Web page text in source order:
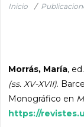
Inicio /
Morrás, María, ed.
(ss. XV-XVII).
Monográfico en
https://